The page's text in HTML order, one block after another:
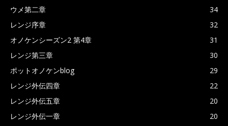
ウメ第二章
34
レンジ序章
32
オノケンシーズン2 第4章
31
レンジ第三章
30
ポットオノケンblog
29
レンジ外伝四章
22
レンジ外伝五章
20
レンジ外伝一章
20